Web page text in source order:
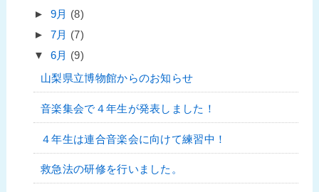
► 9月 (8)
► 7月 (7)
▼ 6月 (9)
山梨県立博物館からのお知らせ
音楽集会で４年生が発表しました！
４年生は連合音楽会に向けて練習中！
救急法の研修を行いました。